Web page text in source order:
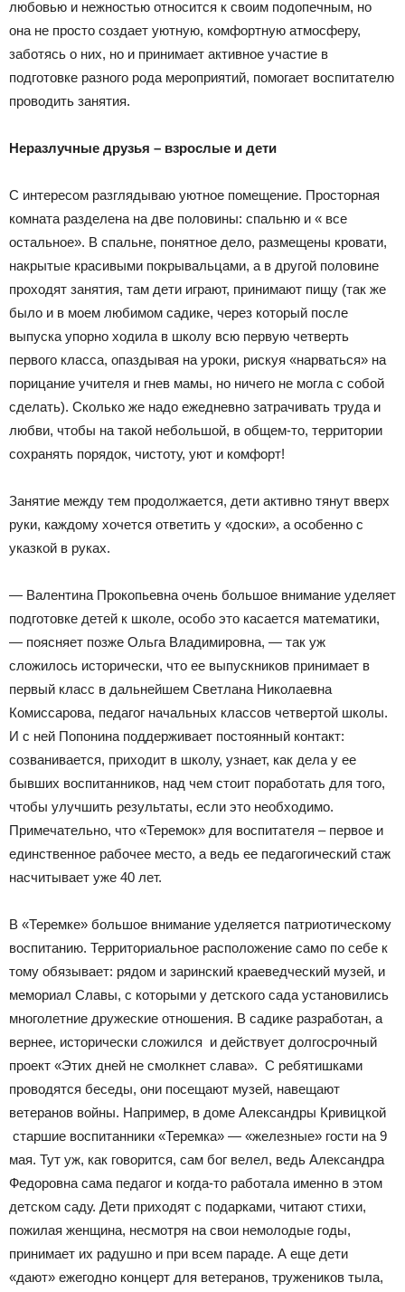
любовью и нежностью относится к своим подопечным, но
она не просто создает уютную, комфортную атмосферу,
заботясь о них, но и принимает активное участие в
подготовке разного рода мероприятий, помогает воспитателю
проводить занятия.
Неразлучные друзья – взрослые и дети
С интересом разглядываю уютное помещение. Просторная
комната разделена на две половины: спальню и « все
остальное». В спальне, понятное дело, размещены кровати,
накрытые красивыми покрывальцами, а в другой половине
проходят занятия, там дети играют, принимают пищу (так же
было и в моем любимом садике, через который после
выпуска упорно ходила в школу всю первую четверть
первого класса, опаздывая на уроки, рискуя «нарваться» на
порицание учителя и гнев мамы, но ничего не могла с собой
сделать). Сколько же надо ежедневно затрачивать труда и
любви, чтобы на такой небольшой, в общем-то, территории
сохранять порядок, чистоту, уют и комфорт!
Занятие между тем продолжается, дети активно тянут вверх
руки, каждому хочется ответить у «доски», а особенно с
указкой в руках.
— Валентина Прокопьевна очень большое внимание уделяет
подготовке детей к школе, особо это касается математики,
— поясняет позже Ольга Владимировна, — так уж
сложилось исторически, что ее выпускников принимает в
первый класс в дальнейшем Светлана Николаевна
Комиссарова, педагог начальных классов четвертой школы.
И с ней Попонина поддерживает постоянный контакт:
созванивается, приходит в школу, узнает, как дела у ее
бывших воспитанников, над чем стоит поработать для того,
чтобы улучшить результаты, если это необходимо.
Примечательно, что «Теремок» для воспитателя – первое и
единственное рабочее место, а ведь ее педагогический стаж
насчитывает уже 40 лет.
В «Теремке» большое внимание уделяется патриотическому
воспитанию. Территориальное расположение само по себе к
тому обязывает: рядом и заринский краеведческий музей, и
мемориал Славы, с которыми у детского сада установились
многолетние дружеские отношения. В садике разработан, а
вернее, исторически сложился и действует долгосрочный
проект «Этих дней не смолкнет слава». С ребятишками
проводятся беседы, они посещают музей, навещают
ветеранов войны. Например, в доме Александры Кривицкой
старшие воспитанники «Теремка» — «железные» гости на 9
мая. Тут уж, как говорится, сам бог велел, ведь Александра
Федоровна сама педагог и когда-то работала именно в этом
детском саду. Дети приходят с подарками, читают стихи,
пожилая женщина, несмотря на свои немолодые годы,
принимает их радушно и при всем параде. А еще дети
«дают» ежегодно концерт для ветеранов, тружеников тыла,